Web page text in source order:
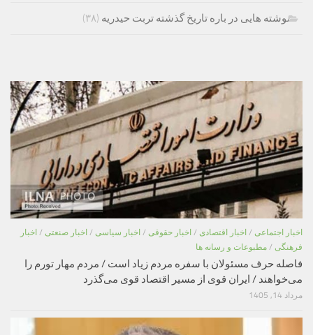
نوشته هایی در باره تاریخ گذشته تربت حیدریه (۳۸)
اخبار اجتماعی / اخبار اقتصادی / اخبار حقوقی / اخبار سیاسی / اخبار صنعتی / اخبار
فرهنگی / مطبوعات و رسانه ها
فاصله حرف مسئولان با سفره مردم زیاد است / مردم مهار تورم را
می‌خواهند / ایران قوی از مسیر اقتصاد قوی می‌گذرد
مرداد 14, 1405